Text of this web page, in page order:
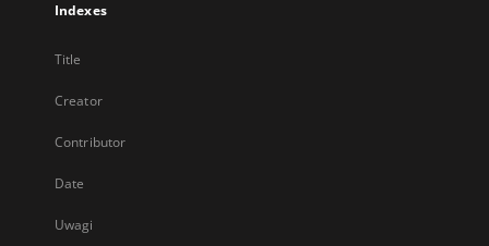
Indexes
Title
Creator
Contributor
Date
Uwagi